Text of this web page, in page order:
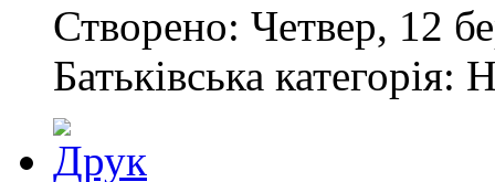
Створено: Четвер, 12
Батьківська категорія: